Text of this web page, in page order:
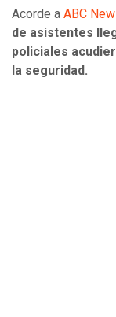
Acorde a ABC
de asistentes
policiales
la seguridad.